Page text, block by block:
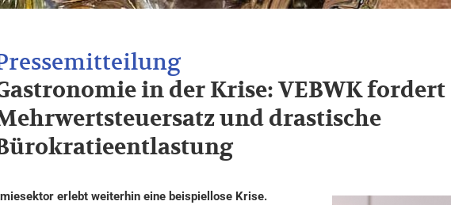
in der Krise: VEBWK
und drastische
erlebt weiterhin eine beispiellose Krise.